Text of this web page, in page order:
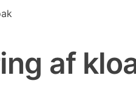
af